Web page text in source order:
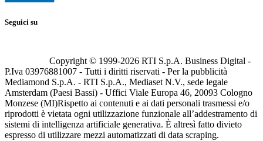
Seguici su
Copyright © 1999-2026 RTI S.p.A. Business Digital -
P.Iva 03976881007 - Tutti i diritti riservati - Per la pubblicità
Mediamond S.p.A. - RTI S.p.A., Mediaset N.V., sede legale
Amsterdam (Paesi Bassi) - Uffici Viale Europa 46, 20093 Cologno
Monzese (MI)Rispetto ai contenuti e ai dati personali trasmessi e/o
riprodotti è vietata ogni utilizzazione funzionale all’addestramento di
sistemi di intelligenza artificiale generativa. È altresì fatto divieto
espresso di utilizzare mezzi automatizzati di data scraping.